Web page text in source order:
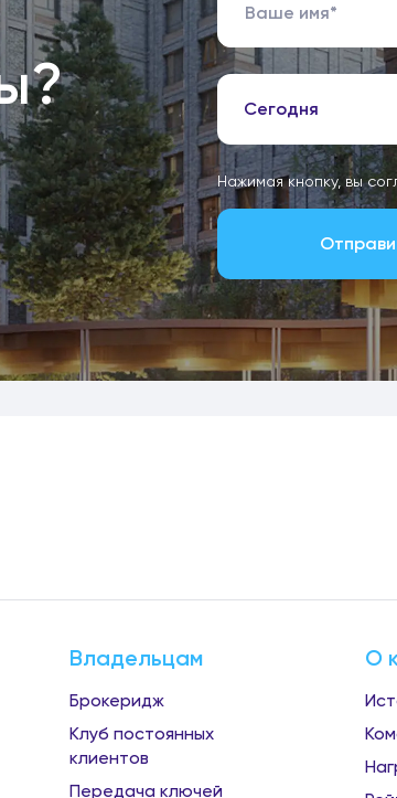
Сегодня
Нажимая кнопку, вы
Владельцам
Брокеридж
Клуб постоянных
клиентов
Передача ключей
О